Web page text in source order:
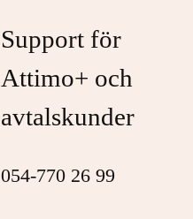
Support för
Attimo+ och
avtalskunder
054-770 26 99